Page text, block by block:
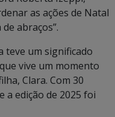
as ações de Natal
abraços”.
teve um significado
vive um momento
Clara. Com 30
a edição de 2025 foi